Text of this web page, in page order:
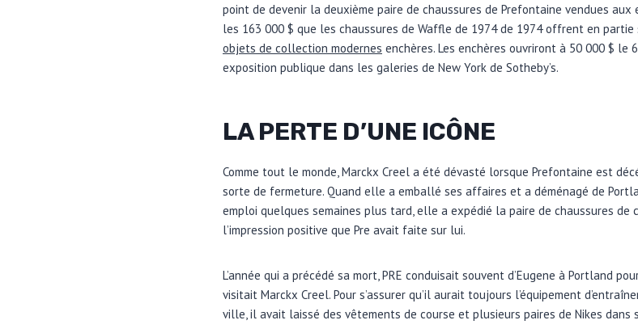
point de devenir la deuxième paire de chaussures de Prefontaine vendues
les 163 000 $ que les chaussures de Waffle de 1974 de 1974 offrent en partie
objets de collection modernes enchères. Les enchères ouvriront à 50 000 $ le
exposition publique dans les galeries de New York de Sotheby’s.
LA PERTE D’UNE ICÔNE
Comme tout le monde, Marckx Creel a été dévasté lorsque Prefontaine est
sorte de fermeture. Quand elle a emballé ses affaires et a déménagé de
emploi quelques semaines plus tard, elle a expédié la paire de chaussures de
l’impression positive que Pre avait faite sur lui.
L’année qui a précédé sa mort, PRE conduisait souvent d’Eugene à Portland
visitait Marckx Creel. Pour s’assurer qu’il aurait toujours l’équipement
ville, il avait laissé des vêtements de course et plusieurs paires de Nikes dans